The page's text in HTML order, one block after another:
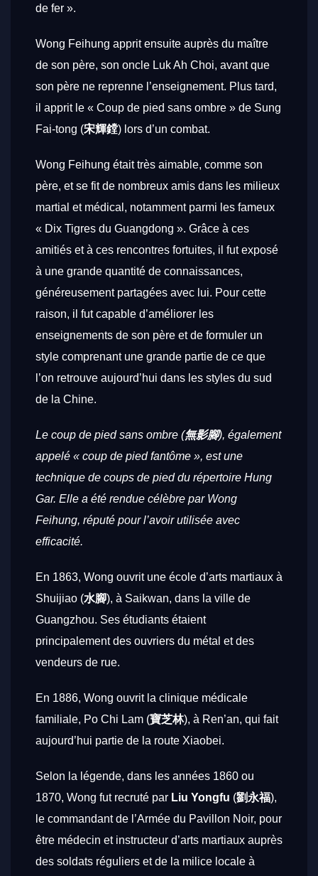
de fer ».
Wong Feihung apprit ensuite auprès du maître
de son père, son oncle Luk Ah Choi, avant que
son père ne reprenne l’enseignement. Plus tard,
il apprit le « Coup de pied sans ombre » de Sung
Fai-tong (宋輝鏜) lors d’un combat.
Wong Feihung était très aimable, comme son
père, et se fit de nombreux amis dans les milieux
martial et médical, notamment parmi les fameux
« Dix Tigres du Guangdong ». Grâce à ces
amitiés et à ces rencontres fortuites, il fut exposé
à une grande quantité de connaissances,
généreusement partagées avec lui. Pour cette
raison, il fut capable d’améliorer les
enseignements de son père et de formuler un
style comprenant une grande partie de ce que
l’on retrouve aujourd’hui dans les styles du sud
de la Chine.
Le coup de pied sans ombre (無影腳), également
appelé « coup de pied fantôme », est une
technique de coups de pied du répertoire Hung
Gar. Elle a été rendue célèbre par Wong
Feihung, réputé pour l’avoir utilisée avec
efficacité.
En 1863, Wong ouvrit une école d’arts martiaux à
Shuijiao (水腳), à Saikwan, dans la ville de
Guangzhou. Ses étudiants étaient
principalement des ouvriers du métal et des
vendeurs de rue.
En 1886, Wong ouvrit la clinique médicale
familiale, Po Chi Lam (寶芝林), à Ren’an, qui fait
aujourd’hui partie de la route Xiaobei.
Selon la légende, dans les années 1860 ou
1870, Wong fut recruté par Liu Yongfu (劉永福),
le commandant de l’Armée du Pavillon Noir, pour
être médecin et instructeur d’arts martiaux auprès
des soldats réguliers et de la milice locale à